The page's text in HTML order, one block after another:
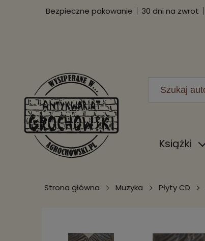
Bezpieczne pakowanie 30 dni na zwrot
Książki
Strona główna Muzyka Płyty CD